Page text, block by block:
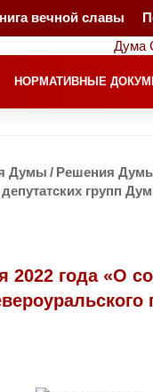
вечной славы
НОРМАТИВНЫЕ
Думы / Решения Думы
групп
2022 года «О